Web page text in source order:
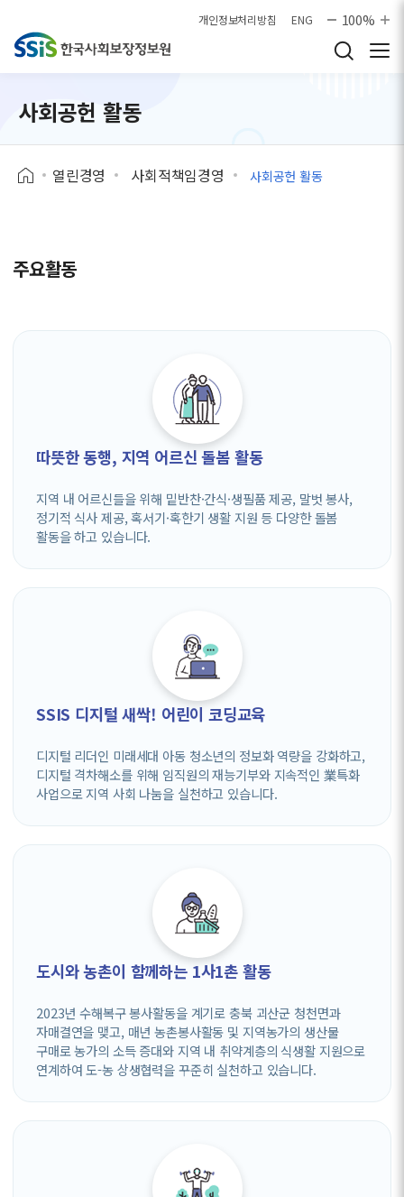
개인정보처리방침 ENG 100%
사회공헌 활동
열린경영 사회적책임경영 사회공헌 활동
주요활동
따뜻한 동행, 지역 어르신 돌봄 활동
지역 내 어르신들을 위해 밑반찬·간식·생필품 제공, 말벗 봉사,
정기적 식사 제공, 혹서기·혹한기 생활 지원 등 다양한 돌봄
활동을 하고 있습니다.
SSIS 디지털 새싹! 어린이 코딩교육
디지털 리더인 미래세대 아동 청소년의 정보화 역량을 강화하고,
디지털 격차해소를 위해 임직원의 재능기부와 지속적인 業특화
사업으로 지역 사회 나눔을 실천하고 있습니다.
도시와 농촌이 함께하는 1사1촌 활동
2023년 수해복구 봉사활동을 계기로 충북 괴산군 청천면과
자매결연을 맺고, 매년 농촌봉사활동 및 지역농가의 생산물
구매로 농가의 소득 증대와 지역 내 취약계층의 식생활 지원으로
연계하여 도-농 상생협력을 꾸준히 실천하고 있습니다.